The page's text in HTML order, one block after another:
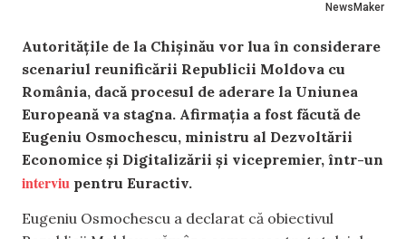
NewsMaker
Autoritățile de la Chișinău vor lua în considerare
scenariul reunificării Republicii Moldova cu
România, dacă procesul de aderare la Uniunea
Europeană va stagna. Afirmația a fost făcută de
Eugeniu Osmochescu, ministru al Dezvoltării
Economice și Digitalizării și vicepremier, într-un
interviu pentru Euractiv.
Eugeniu Osmochescu a declarat că obiectivul